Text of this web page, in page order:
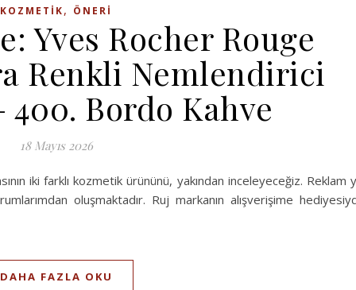
KOZMETIK, ÖNERI
Yves Rocher Rouge
Renkli Nemlendirici
400. Bordo Kahve
18 Mayıs 2026
iki farklı kozmetik ürününü, yakından inceleyeceğiz. Reklam
oluşmaktadır. Ruj markanın alışverişime
DAHA FAZLA OKU